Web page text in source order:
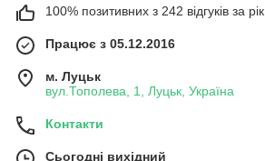
100% позитивних з 242 відгуків за рік
Працює з 05.12.2016
м. Луцьк
вул.Тополева, 1, Луцьк, Україна
Контакти
Сьогодні вихідний